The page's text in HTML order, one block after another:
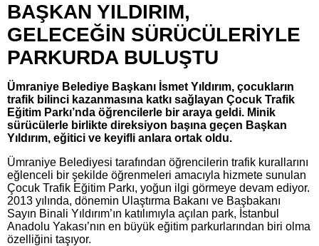
BAŞKAN YILDIRIM,
GELECEĞİN SÜRÜCÜLERİYLE
PARKURDA BULUŞTU
Ümraniye Belediye Başkanı İsmet Yıldırım, çocukların
trafik bilinci kazanmasına katkı sağlayan Çocuk Trafik
Eğitim Parkı’nda öğrencilerle bir araya geldi. Minik
sürücülerle birlikte direksiyon başına geçen Başkan
Yıldırım, eğitici ve keyifli anlara ortak oldu.
Ümraniye Belediyesi tarafından öğrencilerin trafik kurallarını
eğlenceli bir şekilde öğrenmeleri amacıyla hizmete sunulan
Çocuk Trafik Eğitim Parkı, yoğun ilgi görmeye devam ediyor.
2013 yılında, dönemin Ulaştırma Bakanı ve Başbakanı
Sayın Binali Yıldırım’ın katılımıyla açılan park, İstanbul
Anadolu Yakası’nın en büyük eğitim parkurlarından biri olma
özelliğini taşıyor.